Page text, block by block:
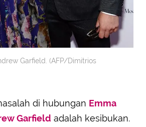
Garfield. (AFP/Dimitrios
di hubungan Emma
Garfield adalah kesibukan.